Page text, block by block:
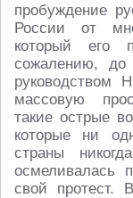
пробуждение
России от
который его
сожалению,
руководством
массовую
такие острые
которые ни
страны
осмеливалась
свой протест.